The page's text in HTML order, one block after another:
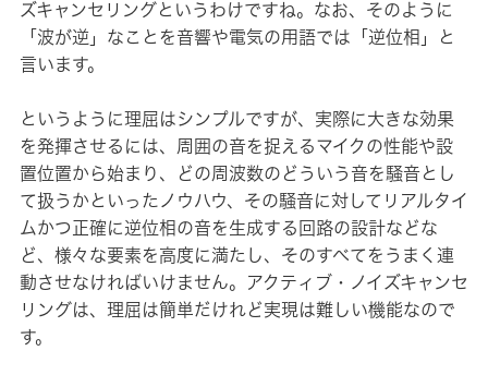
ズキャンセリングというわけですね。なお、そのように
「波が逆」なことを音響や電気の用語では「逆位相」と
言います。
というように理屈はシンプルですが、実際に大きな効果
を発揮させるには、周囲の音を捉えるマイクの性能や設
置位置から始まり、どの周波数のどういう音を騒音とし
て扱うかといったノウハウ、その騒音に対してリアルタイ
ムかつ正確に逆位相の音を生成する回路の設計などな
ど、様々な要素を高度に満たし、そのすべてをうまく連
動させなければいけません。アクティブ・ノイズキャンセ
リングは、理屈は簡単だけれど実現は難しい機能なので
す。